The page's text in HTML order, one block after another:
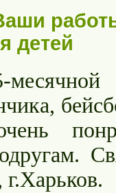
детей
г.Харьков.